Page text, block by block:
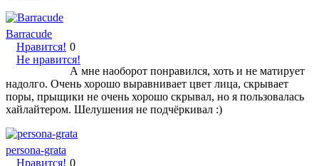
Barracude
Нравится!
Не нравится!
0
А мне наоборот понравился, хоть и не матирует
надолго. Очень хорошо выравнивает цвет лица, скрывает
поры, прыщики не очень хорошо скрывал, но я пользовалась
хайлайтером. Шелушения не подчёркивал :)
persona-grata
Нравится! 0